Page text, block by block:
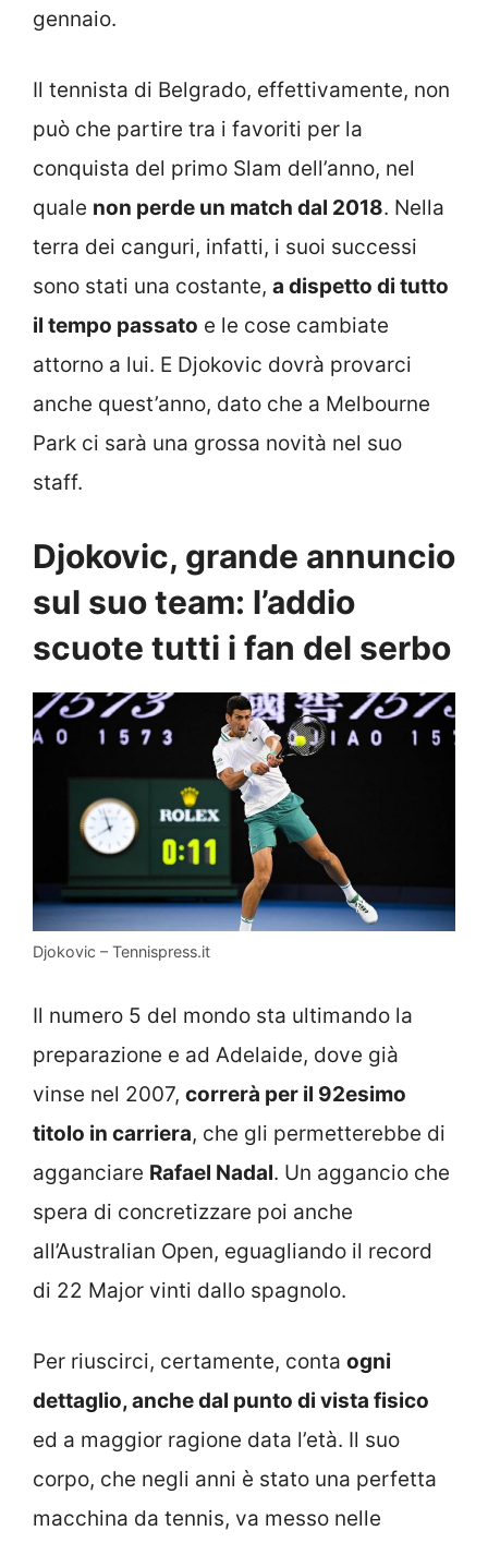
gennaio.
Il tennista di Belgrado, effettivamente, non
può che partire tra i favoriti per la
conquista del primo Slam dell’anno, nel
quale non perde un match dal 2018. Nella
terra dei canguri, infatti, i suoi successi
sono stati una costante, a dispetto di tutto
il tempo passato e le cose cambiate
attorno a lui. E Djokovic dovrà provarci
anche quest’anno, dato che a Melbourne
Park ci sarà una grossa novità nel suo
staff.
Djokovic, grande annuncio
sul suo team: l’addio
scuote tutti i fan del serbo
Djokovic – Tennispress.it
Il numero 5 del mondo sta ultimando la
preparazione e ad Adelaide, dove già
vinse nel 2007, correrà per il 92esimo
titolo in carriera, che gli permetterebbe di
agganciare Rafael Nadal. Un aggancio che
spera di concretizzare poi anche
all’Australian Open, eguagliando il record
di 22 Major vinti dallo spagnolo.
Per riuscirci, certamente, conta ogni
dettaglio, anche dal punto di vista fisico
ed a maggior ragione data l’età. Il suo
corpo, che negli anni è stato una perfetta
macchina da tennis, va messo nelle